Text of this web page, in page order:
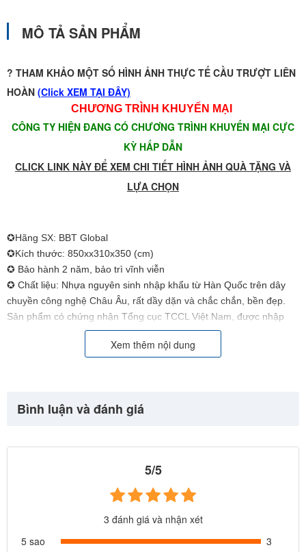
MÔ TẢ SẢN PHẨM
? THAM KHẢO MỘT SỐ HÌNH ẢNH THỰC TẾ CẦU TRƯỢT LIÊN
HOÀN (Click XEM TẠI ĐÂY)
CHƯƠNG TRÌNH KHUYẾN MẠI
CÔNG TY HIỆN ĐANG CÓ CHƯƠNG TRÌNH KHUYẾN MẠI CỰC
KỲ HẤP DẪN
CLICK LINK NÀY ĐỂ XEM CHI TIẾT HÌNH ẢNH QUÀ TẶNG VÀ
LỰA CHỌN
✪Hãng SX: BBT Global
✪Kích thước: 850xx310x350 (cm)
✪ Bảo hành 2 năm, bảo trì vĩnh viễn
✪ Chất liệu: Nhựa nguyên sinh nhập khẩu từ Hàn Quốc trên dây
chuyền công nghệ Châu Âu, rất dầy dặn và chắc chắn, bền đẹp.
Sản phẩm có chứng nhận Tổng cục TCCL Việt Nam, được nhập
khẩu và phân phối bởi cty BBT Việt Nam. Website:
https://babycuatoi.vn - https://thietbivuichoi.vn/
Xem thêm nội dung
Bình luận và đánh giá
5/5
3 đánh giá và nhận xét
5 sao
3